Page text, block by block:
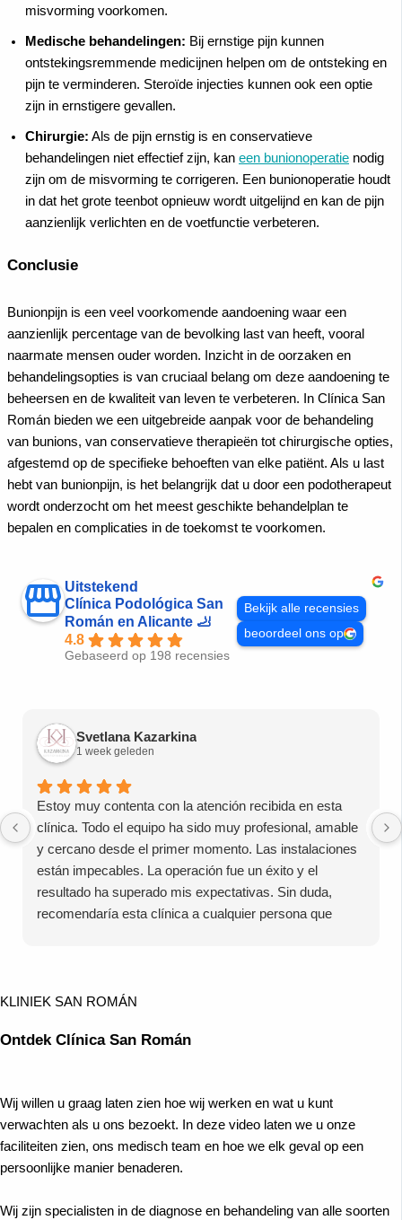
misvorming voorkomen.
Medische behandelingen: Bij ernstige pijn kunnen
ontstekingsremmende medicijnen helpen om de ontsteking en
pijn te verminderen. Steroïde injecties kunnen ook een optie
zijn in ernstigere gevallen.
Chirurgie: Als de pijn ernstig is en conservatieve
behandelingen niet effectief zijn, kan een bunionoperatie nodig
zijn om de misvorming te corrigeren. Een bunionoperatie houdt
in dat het grote teenbot opnieuw wordt uitgelijnd en kan de pijn
aanzienlijk verlichten en de voetfunctie verbeteren.
Conclusie
Bunionpijn is een veel voorkomende aandoening waar een
aanzienlijk percentage van de bevolking last van heeft, vooral
naarmate mensen ouder worden. Inzicht in de oorzaken en
behandelingsopties is van cruciaal belang om deze aandoening te
beheersen en de kwaliteit van leven te verbeteren. In Clínica San
Román bieden we een uitgebreide aanpak voor de behandeling
van bunions, van conservatieve therapieën tot chirurgische opties,
afgestemd op de specifieke behoeften van elke patiënt. Als u last
hebt van bunionpijn, is het belangrijk dat u door een podotherapeut
wordt onderzocht om het meest geschikte behandelplan te
bepalen en complicaties in de toekomst te voorkomen.
Uitstekend
Clínica Podológica San
Román en Alicante 🦶
4.8
Gebaseerd op 198 recensies
Bekijk alle recensies
beoordeel ons op
Svetlana Kazarkina
1 week geleden
Estoy muy contenta con la atención recibida en esta
clínica. Todo el equipo ha sido muy profesional, amable
y cercano desde el primer momento. Las instalaciones
están impecables. La operación fue un éxito y el
resultado ha superado mis expectativas. Sin duda,
recomendaría esta clínica a cualquier persona que
KLINIEK SAN ROMÁN
Ontdek Clínica San Román
Wij willen u graag laten zien hoe wij werken en wat u kunt
verwachten als u ons bezoekt. In deze video laten we u onze
faciliteiten zien, ons medisch team en hoe we elk geval op een
persoonlijke manier benaderen.
Wij zijn specialisten in de diagnose en behandeling van alle soorten